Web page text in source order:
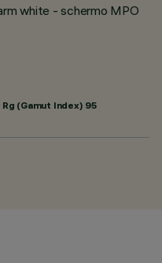
white - schermo MPO
(Gamut Index) 95